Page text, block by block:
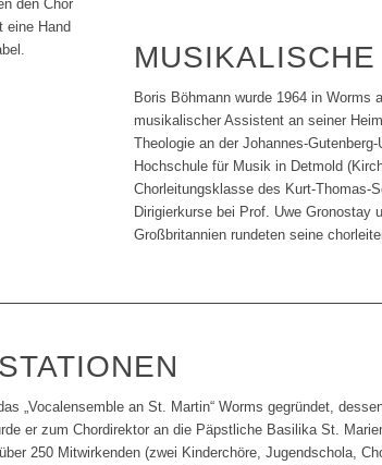
Boris Böhmann wurde 1964 in Worms
musikalischer Assistent an seiner
Theologie an der Johannes-
Hochschule für Musik in Detmold
Chorleitungsklasse des Kurt-Thomas-
Dirigierkurse bei Prof. Uwe Gronostay
Großbritannien rundeten seine
„Vocalensemble an St. Martin“ Worms gegründet,
er zum Chordirektor an die Päpstliche Basilika St.
250 Mitwirkenden (zwei Kinderchöre, Jugendschola,